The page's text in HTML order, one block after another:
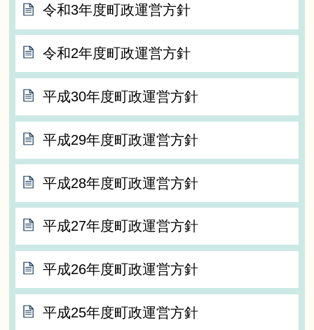
令和3年度町政運営方針
令和2年度町政運営方針
平成30年度町政運営方針
平成29年度町政運営方針
平成28年度町政運営方針
平成27年度町政運営方針
平成26年度町政運営方針
平成25年度町政運営方針